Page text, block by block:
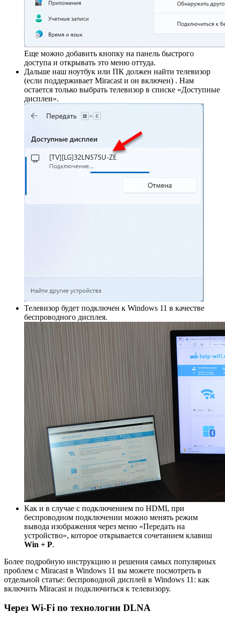
Еще можно добавить кнопку на панель быстрого
доступа и открывать это меню оттуда.
Дальше наш ноутбук или ПК должен найти телевизор
(если поддерживает Miracast и он включен) . Нам
остается только выбрать телевизор в списке «Доступные
дисплеи».
Телевизор будет подключен к Windows 11 в качестве
беспроводного дисплея.
Как и в случае с подключением по HDMI, при
беспроводном подключении можно менять режим
вывода изображения через меню «Передать на
устройство», которое открывается сочетанием клавиш
Win + P.
Более подробную инструкцию и решения самых популярных
проблем с Miracast в Windows 11 вы можете посмотреть в
отдельной статье: беспроводной дисплей в Windows 11: как
включить Miracast и подключиться к телевизору.
Через Wi-Fi по технологии DLNA